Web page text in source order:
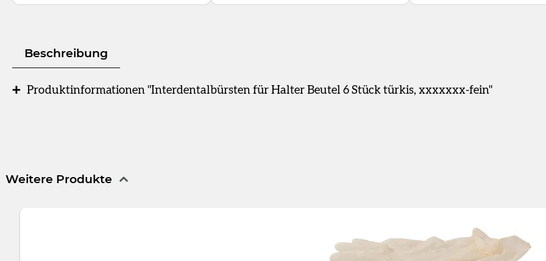
Beschreibung
Produktinformationen "Interdentalbürsten für Halter Beutel 6 Stück türkis, xxxxxxx-fein"
Weitere Produkte
Produktgalerie überspringen